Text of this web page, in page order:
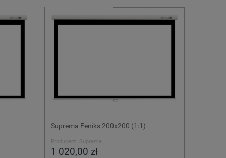
Suprema Feniks 200x200 (1:1)
Producent: Suprema
1 020,00 zł